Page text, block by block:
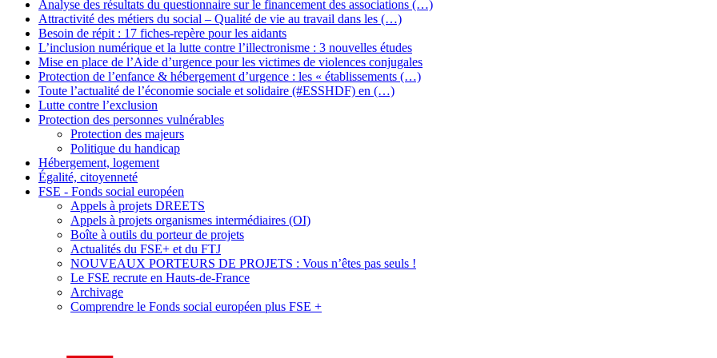
Analyse des résultats du questionnaire sur le financement des associations (…)
Attractivité des métiers du social – Qualité de vie au travail dans les (…)
Besoin de répit : 17 fiches-repère pour les aidants
L’inclusion numérique et la lutte contre l’illectronisme : 3 nouvelles études
Mise en place de l’Aide d’urgence pour les victimes de violences conjugales
Protection de l’enfance & hébergement d’urgence : les « établissements (…)
Toute l’actualité de l’économie sociale et solidaire (#ESSHDF) en (…)
Lutte contre l’exclusion
Protection des personnes vulnérables
Protection des majeurs
Politique du handicap
Hébergement, logement
Égalité, citoyenneté
FSE - Fonds social européen
Appels à projets DREETS
Appels à projets organismes intermédiaires (OI)
Boîte à outils du porteur de projets
Actualités du FSE+ et du FTJ
NOUVEAUX PORTEURS DE PROJETS : Vous n’êtes pas seuls !
Le FSE recrute en Hauts-de-France
Archivage
Comprendre le Fonds social européen plus FSE +